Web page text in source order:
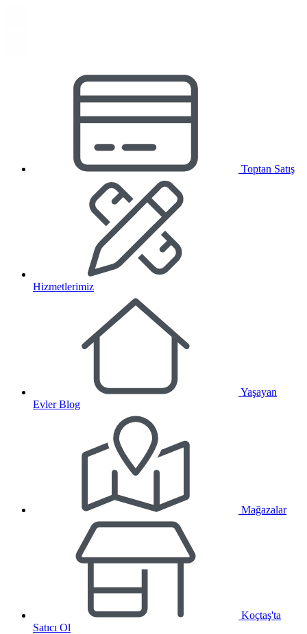
Toptan Satış
Hizmetlerimiz
Yaşayan
Evler Blog
Mağazalar
Koçtaş'ta
Satıcı Ol